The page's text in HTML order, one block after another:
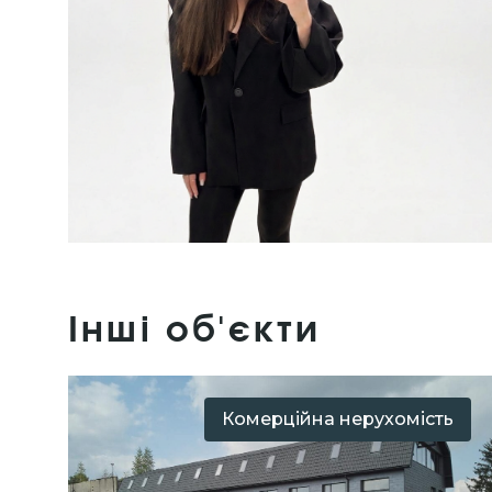
Інші об'єкти
Комерційна нерухомість